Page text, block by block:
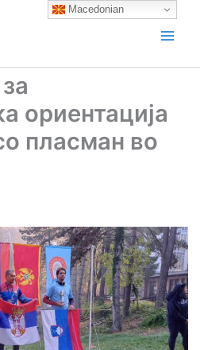
ориентација
пласман во
Macedonian